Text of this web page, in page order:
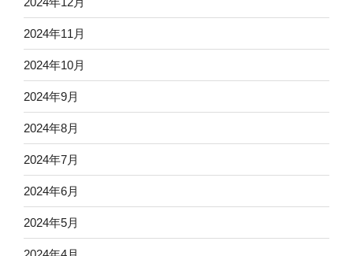
2024年11月
2024年10月
2024年9月
2024年8月
2024年7月
2024年6月
2024年5月